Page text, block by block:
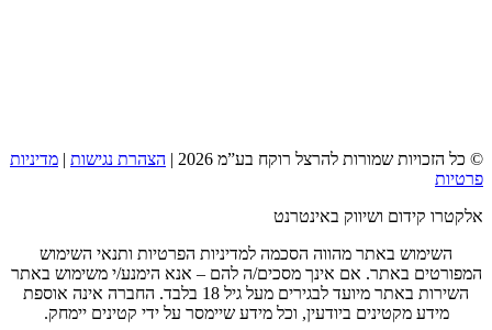
© כל הזכויות שמורות להרצל רוקח בע”מ 2026 | הצהרת נגישות | מדיניות
פרטיות
אלקטרו קידום ושיווק באינטרנט
השימוש באתר מהווה הסכמה למדיניות הפרטיות ותנאי השימוש
המפורטים באתר. אם אינך מסכים/ה להם – אנא הימנע/י משימוש באתר
השירות באתר מיועד לבגירים מעל גיל 18 בלבד. החברה אינה אוספת
מידע מקטינים ביודעין, וכל מידע שיימסר על ידי קטינים יימחק.